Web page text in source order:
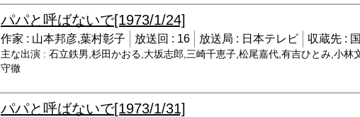
パパと呼ばないで[1973/1/24]
作家 : 山本邦彦,葉村彰子 放送回 : 16 放送局 : 日本テレビ 収蔵先 :
主な出演 : 石立鉄男,杉田かおる,大坂志郎,三崎千恵子,松尾嘉代,有吉ひとみ,小林
守徹
パパと呼ばないで[1973/1/31]